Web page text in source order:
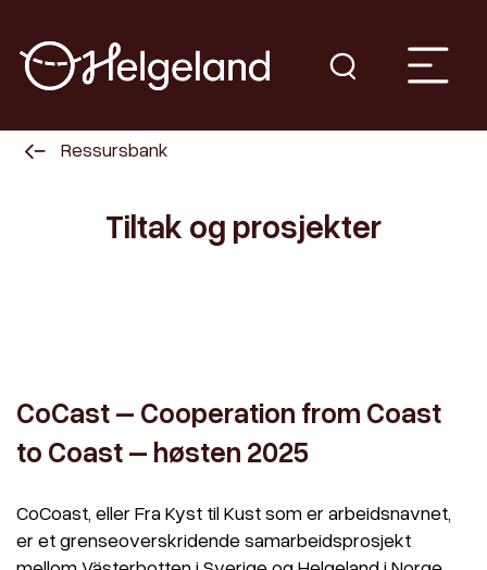
Ressursbank
Tiltak og prosjekter
CoCast – Cooperation from Coast
to Coast – høsten 2025
CoCoast, eller Fra Kyst til Kust som er arbeidsnavnet,
er et grenseoverskridende samarbeidsprosjekt